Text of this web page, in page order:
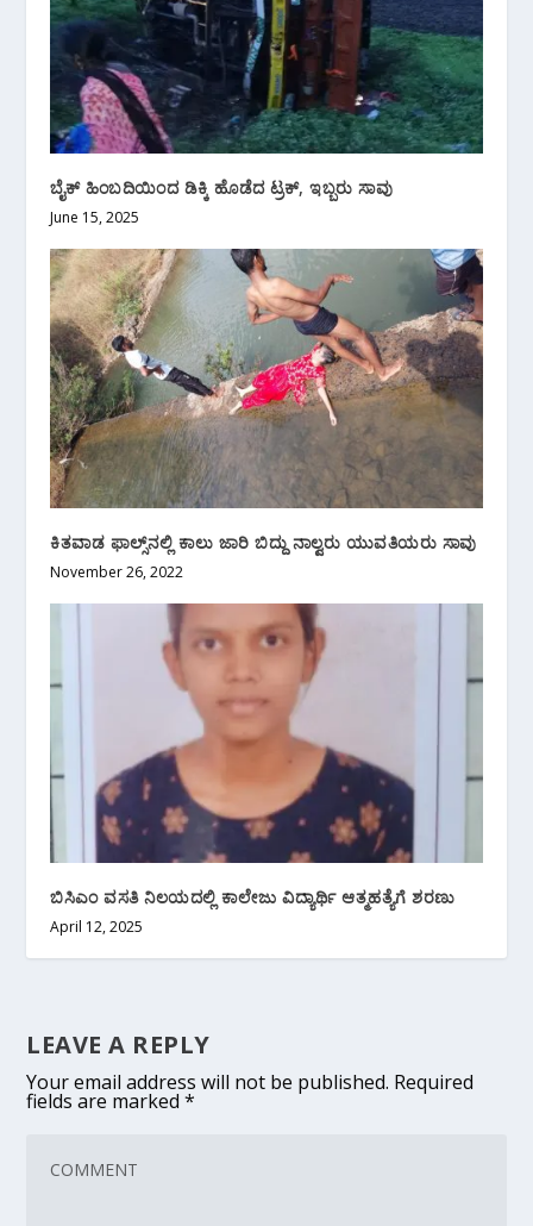
ಬೈಕ್ ಹಿಂಬದಿಯಿಂದ ಡಿಕ್ಕಿ‌ ಹೊಡೆದ ಟ್ರಕ್, ಇಬ್ಬರು ಸಾವು
June 15, 2025
ಕಿತವಾಡ ಫಾಲ್ಸ್‌ನಲ್ಲಿ ಕಾಲು ಜಾರಿ ಬಿದ್ದು ನಾಲ್ವರು ಯುವತಿಯರು ಸಾವು
November 26, 2022
ಬಿಸಿಎಂ ವಸತಿ ನಿಲಯದಲ್ಲಿ ಕಾಲೇಜು ವಿದ್ಯಾರ್ಥಿ ಆತ್ಮಹತ್ಯೆಗೆ ಶರಣು
April 12, 2025
LEAVE A REPLY
Your email address will not be published. Required
fields are marked*